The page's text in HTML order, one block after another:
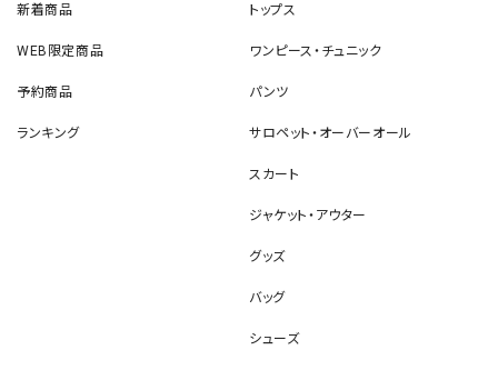
新着商品
WEB限定商品
予約商品
ランキング
トップス
ワンピース・チュニック
パンツ
サロペット・オーバーオール
スカート
ジャケット・アウター
グッズ
バッグ
シューズ